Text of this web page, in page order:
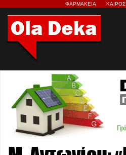
ΦΑΡΜΑΚΕΙΑ ΚΑΙΡΟΣ